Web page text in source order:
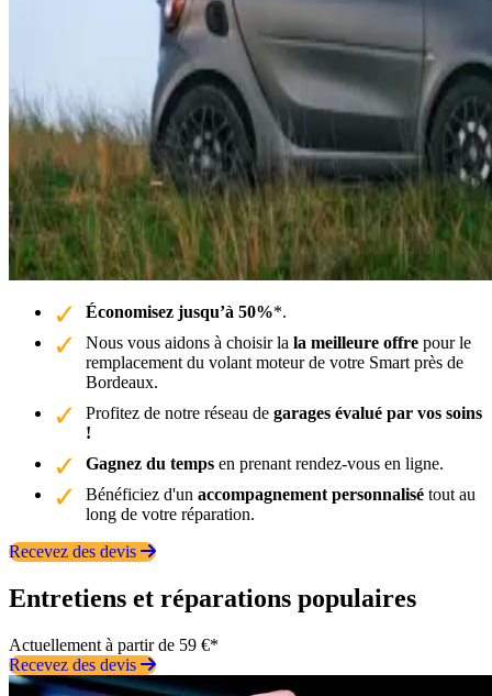
Économisez jusqu’à 50%*.
Nous vous aidons à choisir la la meilleure offre pour le
remplacement du volant moteur de votre Smart près de
Bordeaux.
Profitez de notre réseau de garages évalué par vos soins
!
Gagnez du temps en prenant rendez-vous en ligne.
Bénéficiez d'un accompagnement personnalisé tout au
long de votre réparation.
Recevez des devis
Entretiens et réparations populaires
Actuellement à partir de 59 €*
Recevez des devis